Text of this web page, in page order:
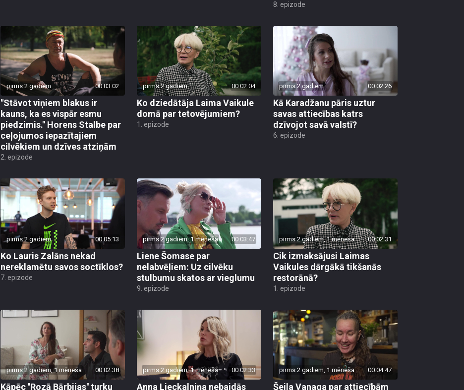
8. epizode
pirms 2 gadiem 00:03:02
"Stāvot viņiem blakus ir
kauns, ka es vispār esmu
piedzimis." Horens Stalbe par
ceļojumos iepazītajiem
cilvēkiem un dzīves atziņām
2. epizode
pirms 2 gadiem 00:02:04
Ko dziedātāja Laima Vaikule
domā par tetovējumiem?
1. epizode
pirms 2 gadiem 00:02:26
Kā Karadžanu pāris uztur
savas attiecības katrs
dzīvojot savā valstī?
6. epizode
pirms 2 gadiem 00:05:13
Ko Lauris Zalāns nekad
nereklamētu savos soctīklos?
7. epizode
pirms 2 gadiem, 1 mēneša 00:03:47
Liene Šomase par
nelabvēļiem: Uz cilvēku
stulbumu skatos ar vieglumu
9. epizode
pirms 2 gadiem, 1 mēneša 00:02:31
Cik izmaksājusi Laimas
Vaikules dārgākā tikšanās
restorānā?
1. epizode
pirms 2 gadiem, 1 mēneša 00:02:38
Kāpēc ''Rozā Bārbijas'' turku
pirms 2 gadiem, 1 mēneša 00:02:33
Anna Lieckalniņa nebaidās
pirms 2 gadiem, 1 mēneša 00:04:47
Šeila Vanaga par attiecībām